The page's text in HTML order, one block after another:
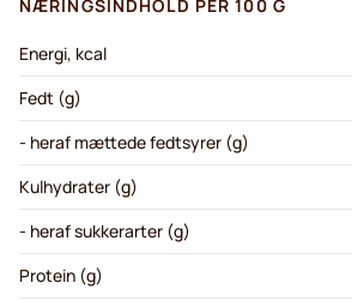
NÆRINGSINDHOLD PER 100 G
Energi, kcal
Fedt (g)
- heraf mættede fedtsyrer (g)
Kulhydrater (g)
- heraf sukkerarter (g)
Protein (g)